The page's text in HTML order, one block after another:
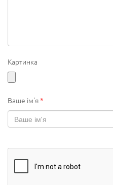
Картинка
Ваше ім'я*